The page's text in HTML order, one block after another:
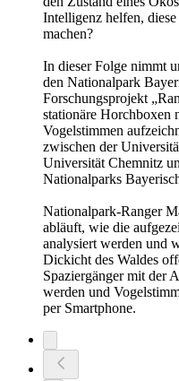
Intelligenz helfen,
machen?
In dieser Folge nimmt
den Nationalpark
Forschungsprojekt
stationäre Horchboxen
Vogelstimmen
zwischen der
Universität Chemnitz
Nationalparks
Nationalpark-Ranger
abläuft, wie die
analysiert werden und
Dickicht des Waldes
Spaziergänger mit der
werden und
per Smartphone.